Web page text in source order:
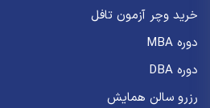
خرید وچر آزمون تافل
دوره MBA
دوره DBA
رزرو سالن همایش